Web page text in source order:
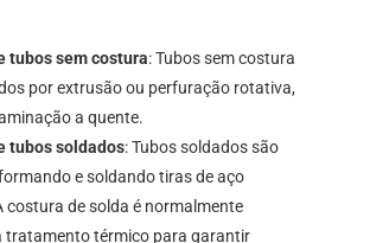
tubos sem costura: Tubos sem costura
por extrusão ou perfuração rotativa,
a quente.
tubos soldados: Tubos soldados são
e soldando tiras de aço
costura de solda é normalmente
tratamento térmico para garantir